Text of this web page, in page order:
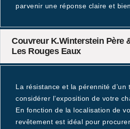
parvenir une réponse claire et
Couvreur K.Winterstein Père
Les Rouges Eaux
La résistance et la pérennité
considérer l’exposition de votre
En fonction de la localisation de
revêtement est idéal pour